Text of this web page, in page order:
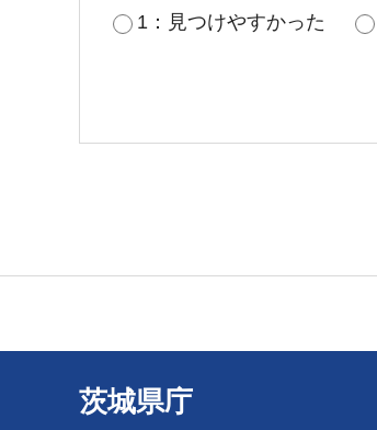
1：見つけやすかった
茨城県庁